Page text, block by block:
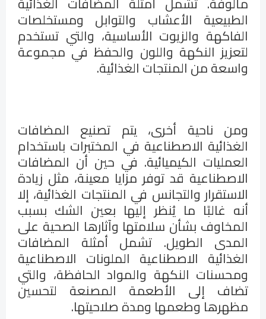
الطبيعية الأعشاب والتوابل ومستخلصات
الفاكهة والزيوت الأساسية، والتي تستخدم
لتعزيز النكهة واللون والحفظ في مجموعة
واسعة من المنتجات الغذائية.
ومن ناحية أخرى، يتم تصنيع المضافات
الغذائية الاصطناعية في المختبرات باستخدام
العمليات الكيميائية. في حين أن المضافات
الاصطناعية قد توفر مزايا معينة، مثل زيادة
الاستقرار والتجانس في المنتجات الغذائية، إلا
أنه غالبًا ما يُنظر إليها بعين الشك بسبب
المخاوف بشأن سلامتها وآثارها الصحية على
المدى الطويل. تشمل أمثلة المضافات
الغذائية الاصطناعية الملونات الاصطناعية
ومحسنات النكهة والمواد الحافظة، والتي
تضاف إلى الأطعمة المصنعة لتحسين
مظهرها وطعمها ومدة صلاحيتها.